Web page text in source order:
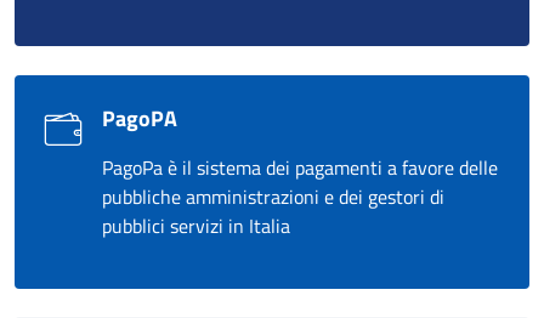
PagoPA
PagoPa è il sistema dei pagamenti a favore delle
pubbliche amministrazioni e dei gestori di
pubblici servizi in Italia